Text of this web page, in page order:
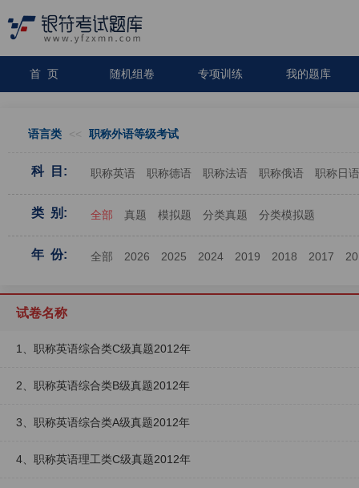
首 页 随机组卷 专项训练 我的题库
语言类 << 职称外语等级考试
科 目: 职称英语 职称德语 职称法语 职称俄语 职称日
类 别: 全部 真题 模拟题 分类真题 分类模拟题
年 份: 全部 2026 2025 2024 2019 2018 2017
试卷名称
1、职称英语综合类C级真题2012年
2、职称英语综合类B级真题2012年
3、职称英语综合类A级真题2012年
4、职称英语理工类C级真题2012年